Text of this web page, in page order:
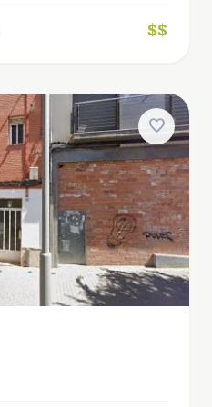
$$
favorite